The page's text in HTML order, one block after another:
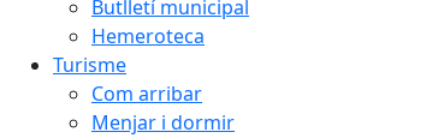
Butlletí municipal
Hemeroteca
Turisme
Com arribar
Menjar i dormir